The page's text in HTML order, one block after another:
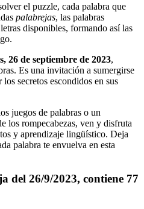
el puzzle, cada palabra que
palabrejas, las palabras
disponibles, formando así las
26 de septiembre de 2023,
Es una invitación a sumergirse
secretos escondidos en sus
juegos de palabras o un
los rompecabezas, ven y disfruta
y aprendizaje lingüístico. Deja
palabra te envuelva en esta
del 26/9/2023, contiene 77